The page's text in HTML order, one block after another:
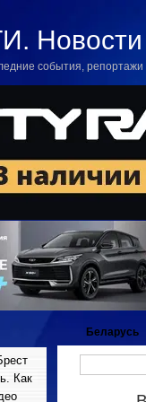
Новости
события, репортажи
Как
Беларусь